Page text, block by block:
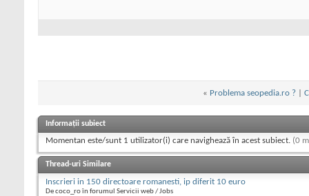
« Problema seopedia.ro ?
Informații subiect
Momentan este/sunt 1 utilizator(i) care navighează în acest subiect. (0
Thread-uri Similare
Inscrieri in 150 directoare romanesti, ip diferit 10 euro
De coco_ro în forumul Servicii web / Jobs